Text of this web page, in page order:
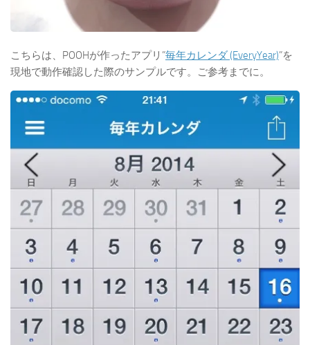
こちらは、POOHが作ったアプリ”毎年カレンダ (EveryYear)”を
現地で動作確認した際のサンプルです。ご参考までに。